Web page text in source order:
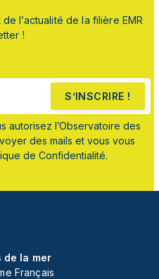
l’actualité de la filière EMR
!
S’INSCRIRE !
autorisez l’Observatoire des
des mails et vous vous
de Confidentialité.
de la mer
Français